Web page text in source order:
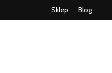
Sklep Blog